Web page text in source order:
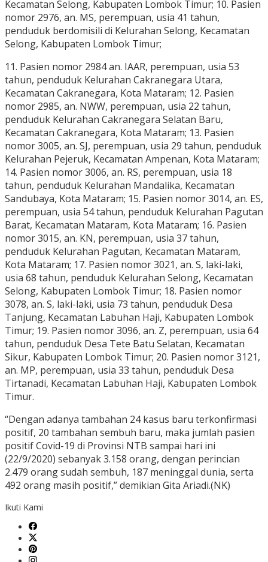
Kecamatan Selong, Kabupaten Lombok Timur; 10. Pasien
nomor 2976, an. MS, perempuan, usia 41 tahun,
penduduk berdomisili di Kelurahan Selong, Kecamatan
Selong, Kabupaten Lombok Timur;
11. Pasien nomor 2984 an. IAAR, perempuan, usia 53
tahun, penduduk Kelurahan Cakranegara Utara,
Kecamatan Cakranegara, Kota Mataram; 12. Pasien
nomor 2985, an. NWW, perempuan, usia 22 tahun,
penduduk Kelurahan Cakranegara Selatan Baru,
Kecamatan Cakranegara, Kota Mataram; 13. Pasien
nomor 3005, an. SJ, perempuan, usia 29 tahun, penduduk
Kelurahan Pejeruk, Kecamatan Ampenan, Kota Mataram;
14. Pasien nomor 3006, an. RS, perempuan, usia 18
tahun, penduduk Kelurahan Mandalika, Kecamatan
Sandubaya, Kota Mataram; 15. Pasien nomor 3014, an. ES,
perempuan, usia 54 tahun, penduduk Kelurahan Pagutan
Barat, Kecamatan Mataram, Kota Mataram; 16. Pasien
nomor 3015, an. KN, perempuan, usia 37 tahun,
penduduk Kelurahan Pagutan, Kecamatan Mataram,
Kota Mataram; 17. Pasien nomor 3021, an. S, laki-laki,
usia 68 tahun, penduduk Kelurahan Selong, Kecamatan
Selong, Kabupaten Lombok Timur; 18. Pasien nomor
3078, an. S, laki-laki, usia 73 tahun, penduduk Desa
Tanjung, Kecamatan Labuhan Haji, Kabupaten Lombok
Timur; 19. Pasien nomor 3096, an. Z, perempuan, usia 64
tahun, penduduk Desa Tete Batu Selatan, Kecamatan
Sikur, Kabupaten Lombok Timur; 20. Pasien nomor 3121,
an. MP, perempuan, usia 33 tahun, penduduk Desa
Tirtanadi, Kecamatan Labuhan Haji, Kabupaten Lombok
Timur.
“Dengan adanya tambahan 24 kasus baru terkonfirmasi
positif, 20 tambahan sembuh baru, maka jumlah pasien
positif Covid-19 di Provinsi NTB sampai hari ini
(22/9/2020) sebanyak 3.158 orang, dengan perincian
2.479 orang sudah sembuh, 187 meninggal dunia, serta
492 orang masih positif,” demikian Gita Ariadi.(NK)
Ikuti Kami